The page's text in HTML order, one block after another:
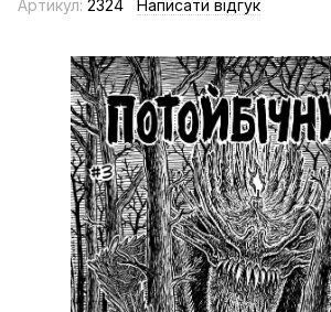
Артикул: 2324 Написати відгук